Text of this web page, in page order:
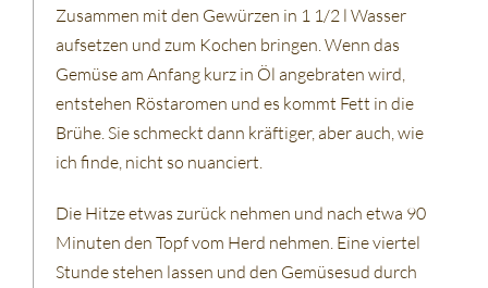
Zusammen mit den Gewürzen in 1 1/2 l Wasser
aufsetzen und zum Kochen bringen. Wenn das
Gemüse am Anfang kurz in Öl angebraten wird,
entstehen Röstaromen und es kommt Fett in die
Brühe. Sie schmeckt dann kräftiger, aber auch, wie
ich finde, nicht so nuanciert.
Die Hitze etwas zurück nehmen und nach etwa 90
Minuten den Topf vom Herd nehmen. Eine viertel
Stunde stehen lassen und den Gemüsesud durch